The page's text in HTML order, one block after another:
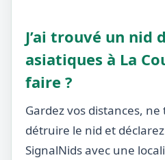
J’ai trouvé un nid
asiatiques à La
faire ?
Gardez vos distances, ne
détruire le nid et
SignalNids avec une